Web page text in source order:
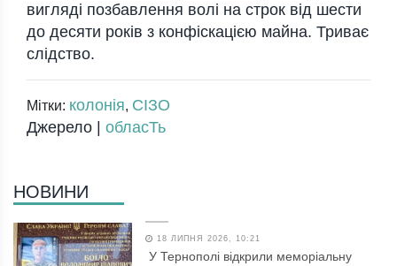
вигляді позбавлення волі на строк від шести
до десяти років з конфіскацією майна. Триває
слідство.
Мітки: колонія, СІЗО
Джерело | обласТь
НОВИНИ
18 ЛИПНЯ 2026, 10:21
У Тернополі відкрили меморіальну